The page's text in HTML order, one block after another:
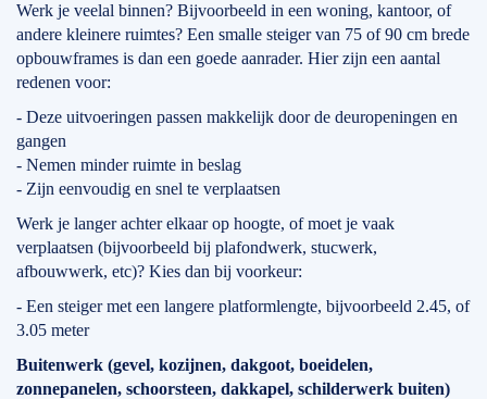
Werk je veelal binnen? Bijvoorbeeld in een woning, kantoor, of
andere kleinere ruimtes? Een smalle steiger van 75 of 90 cm brede
opbouwframes is dan een goede aanrader. Hier zijn een aantal
redenen voor:
- Deze uitvoeringen passen makkelijk door de deuropeningen en
gangen
- Nemen minder ruimte in beslag
- Zijn eenvoudig en snel te verplaatsen
Werk je langer achter elkaar op hoogte, of moet je vaak
verplaatsen (bijvoorbeeld bij plafondwerk, stucwerk,
afbouwwerk, etc)? Kies dan bij voorkeur:
- Een steiger met een langere platformlengte, bijvoorbeeld 2.45, of
3.05 meter
Buitenwerk (gevel, kozijnen, dakgoot, boeidelen,
zonnepanelen, schoorsteen, dakkapel, schilderwerk buiten)